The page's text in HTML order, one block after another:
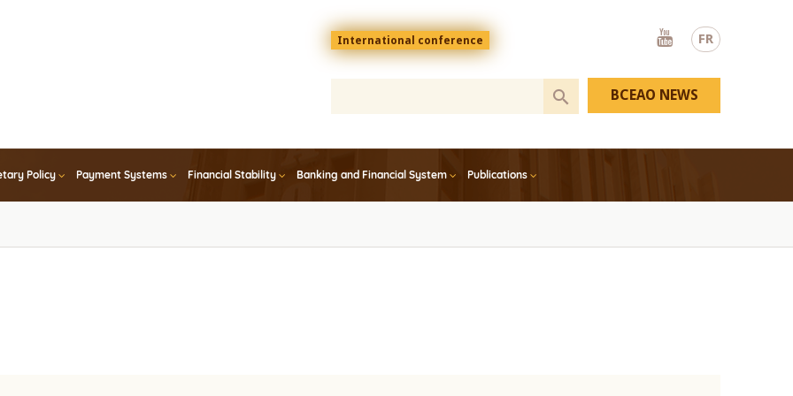
FR
Menu
top
En
International conference
Youtube
Policy Payment Systems Financial Stability Banking and Financial System Publications
BCEAO NEWS